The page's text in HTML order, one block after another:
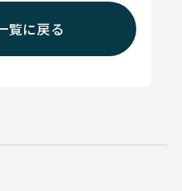
覧に戻る